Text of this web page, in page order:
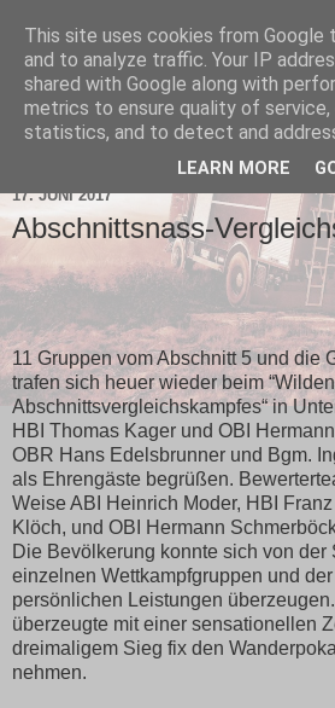
17. JUNI 2017
Abschnittsnass-
11 Gruppen vom Abschnitt 5 und die
trafen sich heuer wieder beim “Wilden
Abschnittsvergleichskampfes“ in
HBI Thomas Kager und OBI
OBR Hans Edelsbrunner und Bgm.
als Ehrengäste begrüßen.
Weise ABI Heinrich Moder, HBI
Klöch, und OBI Hermann
Die Bevölkerung konnte sich von der
einzelnen Wettkampfgruppen und
persönlichen Leistungen
überzeugte mit einer sensationellen
dreimaligem Sieg fix den
nehmen.
This site uses cookies from Google
and to analyze traffic. Your IP
shared with Google along with
metrics to ensure quality of service,
statistics, and to detect and
LEARN MORE